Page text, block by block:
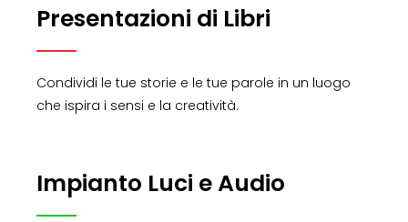
Presentazioni di Libri
Condividi le tue storie e le tue parole in un luogo
che ispira i sensi e la creatività.
Impianto Luci e Audio